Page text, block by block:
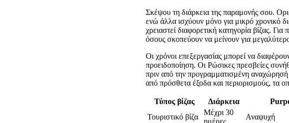
Σκέψου τη διάρκεια της παραμονής σου.
ενώ άλλα ισχύουν μόνο για μικρό χρονικό
χρειαστεί διαφορετική κατηγορία βίζας.
όσους σκοπεύουν να μείνουν για
Οι χρόνοι επεξεργασίας μπορεί να
προειδοποίηση. Οι Ρώσικες πρεσβείες
πριν από την προγραμματισμένη αναχώρησή
από πρόσθετα έξοδα και περιορισμούς, τα
Τύπος βίζας Διάρκεια
Τουριστικό βίζα
Μέχρι 30
ημέρες
Αναψυχή